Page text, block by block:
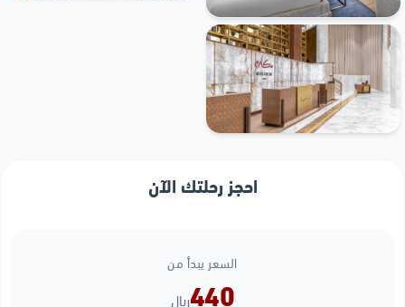
احجز رحلتك الآن
السعر يبدأ من
440ريال